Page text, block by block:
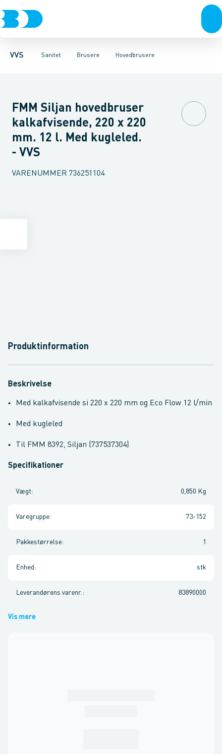
VVS Sanitet
Rør & fittingsPressfittings & rørKuglehaner & ventiler
Brusere
Toiletter, sæder og cisterner VaskeArmaturer
Hovedbrusere
HåndbrusereBruseslanger BrusesætBrusestænger
FMM Siljan hovedbruser
kalkafvisende, 220 x 220
mm. 12 l. Med kugleled.
- VVS
VARENUMMER 736251104
Produktinformation
Beskrivelse
Med kalkafvisende si 220 x 220 mm og Eco Flow 12 l/min
Med kugleled
Til FMM 8392, Siljan (737537304)
Specifikationer
Vægt: 0,850 Kg
Varegruppe: 73-152
Pakkestørrelse: 1
Enhed : stk
Leverandørens varenr. : 83890000
Vis mere